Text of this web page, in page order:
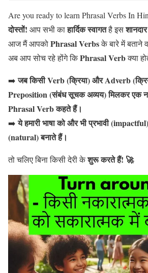
Are you ready to learn Phrasal Verbs In
दोस्तों! आप सभी काहार्दिक स्वागतहै इस
आज मैं आपकोPhrasal Verbsके बारे में बताने
अब आप सोच रहे होंगे किPhrasal Verbक्या
➡️जब किसी Verb (क्रिया) और Adverb
Preposition (संबंध सूचक अव्यय) मिलकर एक
Phrasal Verb कहते हैं।
➡️ये हमारी भाषा को और भी प्रभावी
(natural) बनाते हैं।
तो चलिए बिना किसी देरी केशुरू करते हैं! 🚀